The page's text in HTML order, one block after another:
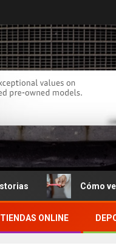
Cómo vender
TIENDAS ONLINE